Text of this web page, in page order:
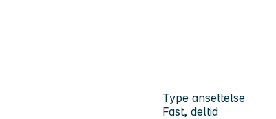
Type ansettelse
Fast, deltid